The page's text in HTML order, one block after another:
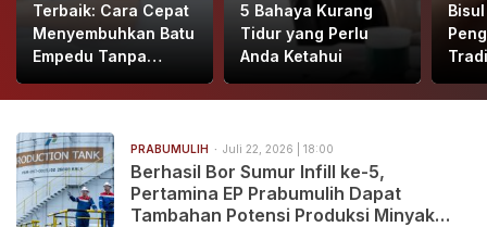
Terbaik: Cara Cepat
Menyembuhkan Batu
Empedu Tanpa
5 Bahaya Kurang
Tidur yang Perlu
Anda Ketahui
PRABUMULIH Juli 22, 2026 | 18:00
Berhasil Bor Sumur Infill ke-5,
Pertamina EP Prabumulih Dapat
Tambahan Potensi Produksi Minyak